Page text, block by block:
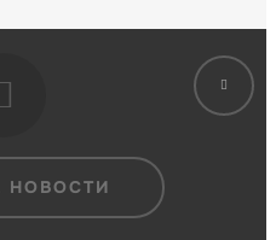
НОВОСТИ